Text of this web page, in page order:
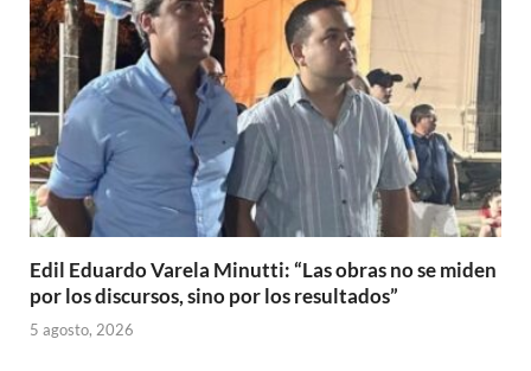
Edil Eduardo Varela Minutti: “Las obras no se miden
por los discursos, sino por los resultados”
5 agosto, 2026